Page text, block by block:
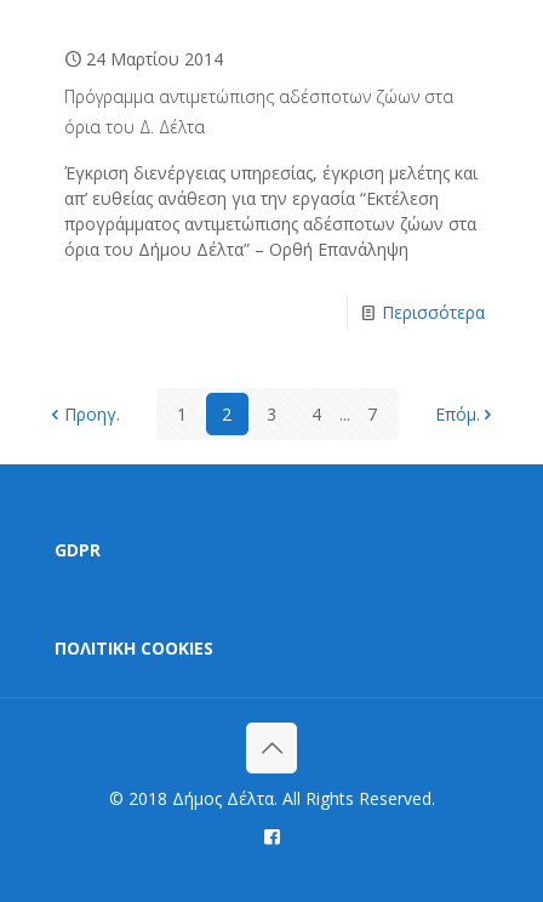
24 Μαρτίου 2014
Πρόγραμμα αντιμετώπισης αδέσποτων ζώων στα
όρια του Δ. Δέλτα
Έγκριση διενέργειας υπηρεσίας, έγκριση μελέτης και
απ’ ευθείας ανάθεση για την εργασία “Εκτέλεση
προγράμματος αντιμετώπισης αδέσποτων ζώων στα
όρια του Δήμου Δέλτα” – Ορθή Επανάληψη
Περισσότερα
Προηγ. 1 2 3 4 ... 7 Επόμ.
GDPR
ΠΟΛΙΤΙΚΗ COOKIES
© 2018 Δήμος Δέλτα. All Rights Reserved.